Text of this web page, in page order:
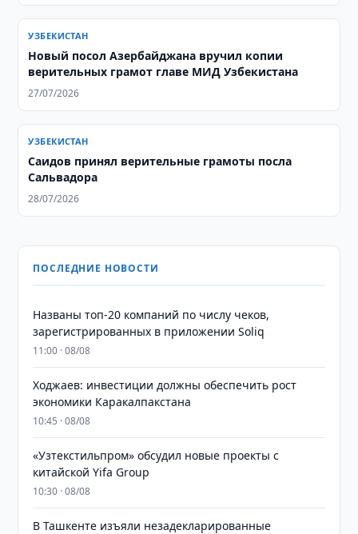
УЗБЕКИСТАН
Новый посол Азербайджана вручил копии
верительных грамот главе МИД Узбекистана
27/07/2026
УЗБЕКИСТАН
Саидов принял верительные грамоты посла
Сальвадора
28/07/2026
ПОСЛЕДНИЕ НОВОСТИ
Названы топ-20 компаний по числу чеков,
зарегистрированных в приложении Soliq
11:00 · 08/08
Ходжаев: инвестиции должны обеспечить рост
экономики Каракалпакстана
10:45 · 08/08
«Узтекстильпром» обсудил новые проекты с
китайской Yifa Group
10:30 · 08/08
​​​​​​​В Ташкенте изъяли незадекларированные